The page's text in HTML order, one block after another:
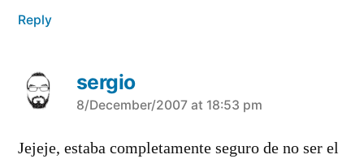
Reply
sergio
says:
8/December/2007 at 18:53 pm
Jejeje, estaba completamente seguro de no ser el